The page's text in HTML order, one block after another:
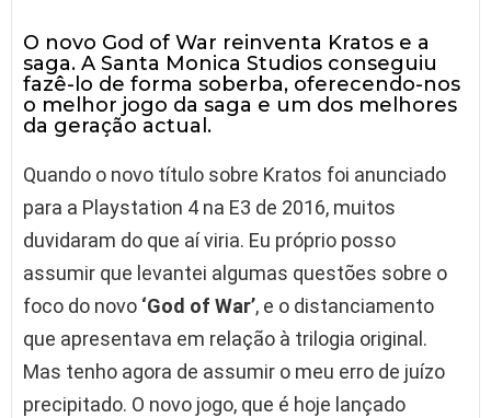
O novo God of War reinventa Kratos e a
saga. A Santa Monica Studios conseguiu
fazê-lo de forma soberba, oferecendo-nos
o melhor jogo da saga e um dos melhores
da geração actual.
Quando o novo título sobre Kratos foi anunciado
para a Playstation 4 na E3 de 2016, muitos
duvidaram do que aí viria. Eu próprio posso
assumir que levantei algumas questões sobre o
foco do novo ‘God of War’, e o distanciamento
que apresentava em relação à trilogia original.
Mas tenho agora de assumir o meu erro de juízo
precipitado. O novo jogo, que é hoje lançado